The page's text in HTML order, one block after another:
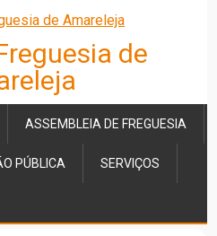
de
ASSEMBLEIA DE FREGUESIA
PÚBLICA SERVIÇOS